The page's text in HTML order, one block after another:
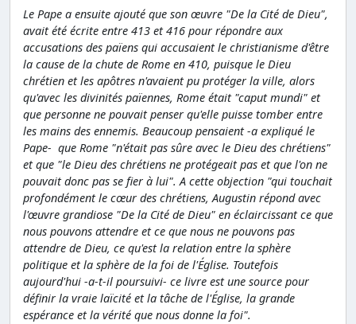
Le Pape a ensuite ajouté que son œuvre "De la Cité de Dieu",
avait été écrite entre 413 et 416 pour répondre aux
accusations des païens qui accusaient le christianisme d'être
la cause de la chute de Rome en 410, puisque le Dieu
chrétien et les apôtres n'avaient pu protéger la ville, alors
qu'avec les divinités païennes, Rome était "caput mundi" et
que personne ne pouvait penser qu'elle puisse tomber entre
les mains des ennemis. Beaucoup pensaient -a expliqué le
Pape- que Rome "n'était pas sûre avec le Dieu des chrétiens"
et que "le Dieu des chrétiens ne protégeait pas et que l'on ne
pouvait donc pas se fier à lui". A cette objection "qui touchait
profondément le cœur des chrétiens, Augustin répond avec
l'œuvre grandiose "De la Cité de Dieu" en éclaircissant ce que
nous pouvons attendre et ce que nous ne pouvons pas
attendre de Dieu, ce qu'est la relation entre la sphère
politique et la sphère de la foi de l'Église. Toutefois
aujourd'hui -a-t-il poursuivi- ce livre est une source pour
définir la vraie laïcité et la tâche de l'Église, la grande
espérance et la vérité que nous donne la foi".